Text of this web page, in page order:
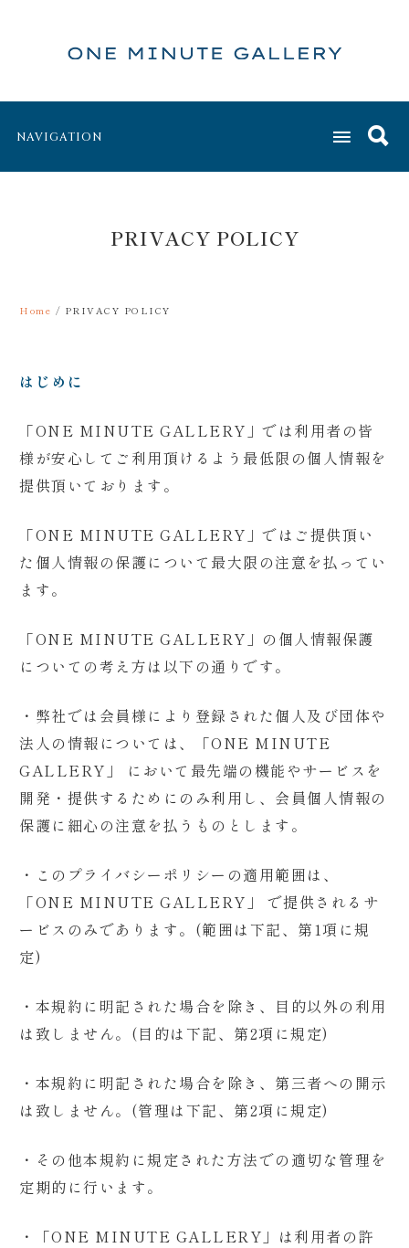
NAVIGATION
PRIVACY POLICY
Home / PRIVACY POLICY
はじめに
「ONE MINUTE GALLERY」では利用者の皆
様が安心してご利用頂けるよう最低限の個人情報を
提供頂いております。
「ONE MINUTE GALLERY」ではご提供頂い
た個人情報の保護について最大限の注意を払ってい
ます。
「ONE MINUTE GALLERY」の個人情報保護
についての考え方は以下の通りです。
・ 弊社では会員様により登録された個人及び団体や
法人の情報については、「ONE MINUTE
GALLERY」 において最先端の機能やサービスを
開発・提供するためにのみ利用し、会員個人情報の
保護に細心の注意を払うものとします。
・ このプライバシーポリシーの適用範囲は、
「ONE MINUTE GALLERY」 で提供されるサ
ービスのみであります。(範囲は下記、第1項に規
定)
・ 本規約に明記された場合を除き、目的以外の利用
は致しません。(目的は下記、第2項に規定)
・本規約に明記された場合を除き、第三者への開示
は致しません。(管理は下記、第2項に規定)
・その他本規約に規定された方法での適切な管理を
定期的に行います。
・
「ONE MINUTE GALLERY」は利用者の許